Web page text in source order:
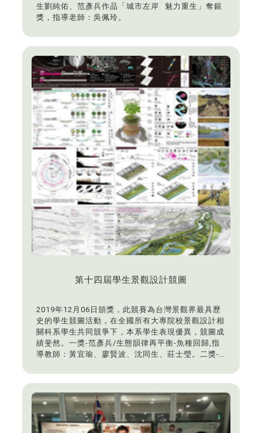
生劉純佑、范彥兵作品「城市左岸 魅力重生」奪銀
獎， 指導老師：吳佩玲。
第十四屆學生景觀設計競圖
2019年12月06日頒獎，此競賽為台灣景觀界最具歷
史的學生競圖活動，在全國所有大專院校景觀設計相
關科系學生共同競爭下，本系學生表現優異，競圖成
績斐然。一獎-范彥兵/生態韻律再平衡-魚種回歸,指
導教師：黃宜瑜、廖賢波、沈同生、莊士瑩。二獎-
獎-王奕逵/URBAN BUOY溪釣樂園，指導教師：黃宜
吳 嬛/傻福回家，指導教師：林秦立。